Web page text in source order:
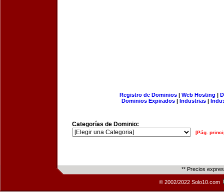
Registro de Dominios| Web Hosting |
Dominios Expirados | Industrias |
Categorías de Dominio:
[Pág.
** Precios
© 2002/2022 Solo10.com